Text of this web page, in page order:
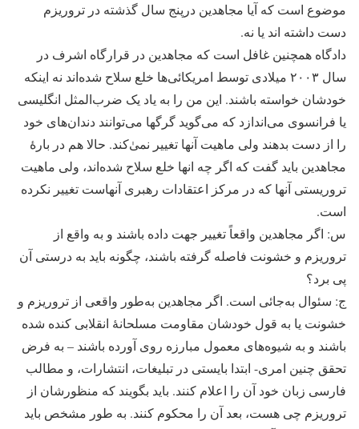
موضوع است که آیا مجاهدین درپنج سال گذشته در تروریزم
دست داشته اند یا نه.
دادگاه همچنین غافل است که مجاهدین در قرارگاه اشرف در
سال ۲۰۰۳ میلادی توسط امریکائی‌ها خلع سلاح شده‌اند نه اینکه
خودشان خواسته باشند. این من را به یاد یک ضرب‌المثل انگلیسی
یا فرانسوی می‌اندازد که می‌گوید گرگها می‌توانند دندان‌های خود
را از دست بدهند ولی ماهیت آنها تغییر نمىٰ‌کند. حالا هم در بارۀ
مجاهدین باید گفت که اگر چه انها خلع سلاح شده‌اند، ولی ماهیت
تروریستی آنها که در مرکز اعتقادات رهبری آنهاست تغییر نکرده
است.
س: اگر مجاهدین واقعاً تغییر جهت داده باشند و به واقع از
تروریزم و خشونت فاصله گرفته باشند، چگونه باید به درستی آن
پی برد؟
ج: سئوال به‌جائی است. اگر مجاهدین به‌طور واقعی از تروریزم و
خشونت یا به قول خودشان مقاومت مسلحانۀ انقلابی کنده شده
باشند و به شیوه‌های معمول مبارزه روی آورده باشند – به فرض
تحقق چنین امری- ابتدا بایستی در تبلیغات، انتشارات، و مطالب
فارسی زبان خود آن را اعلام کنند. باید بگویند که منظورشان از
تروریزم چی هست، بعد آن را محکوم کنند. به طور مشخص باید